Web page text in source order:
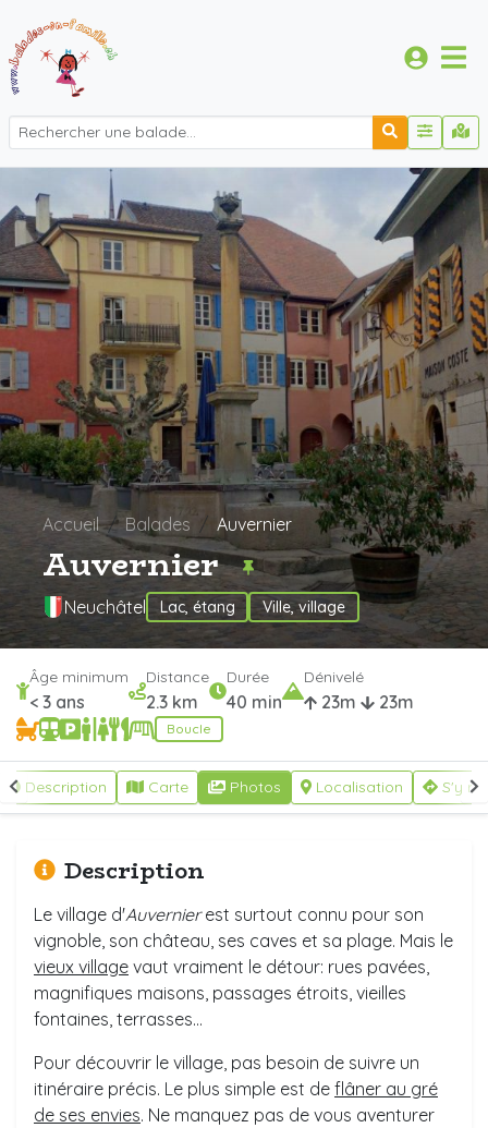
Accueil Balades Auvernier
Auvernier
Neuchâtel Lac, étang Ville, village
Âge minimum
< 3 ans
Distance
2.3 km
Durée
40 min
Dénivelé
23m 23m
Boucle
Description Carte Photos Localisation S'y
Description
Le village d'Auvernierest surtout connu pour son
vignoble, son château, ses caves et sa plage. Mais le
vieux village vaut vraiment le détour: rues pavées,
magnifiques maisons, passages étroits, vieilles
fontaines, terrasses...
Pour découvrir le village, pas besoin de suivre un
itinéraire précis. Le plus simple est de flâner au gré
de ses envies. Ne manquez pas de vous aventurer